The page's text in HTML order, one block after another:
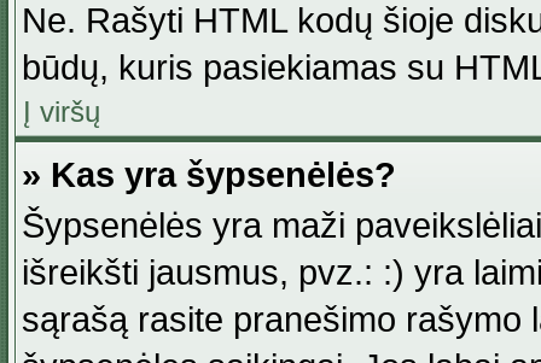
Ne. Rašyti HTML kodų šioje
būdų, kuris pasiekiamas su
Į viršų
» Kas yra šypsenėlės?
Šypsenėlės yra maži
išreikšti jausmus, pvz.: :) yra
sąrašą rasite pranešimo rašymo